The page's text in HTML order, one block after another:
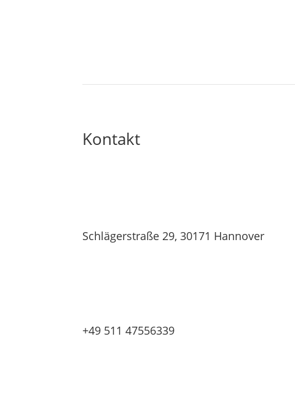
Kontakt
Schlägerstraße 29, 30171 Hannover
+49 511 47556339